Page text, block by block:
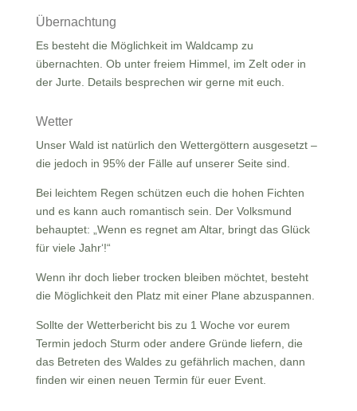
Übernachtung
Es besteht die Möglichkeit im Waldcamp zu
übernachten. Ob unter freiem Himmel, im Zelt oder in
der Jurte. Details besprechen wir gerne mit euch.
Wetter
Unser Wald ist natürlich den Wettergöttern ausgesetzt –
die jedoch in 95% der Fälle auf unserer Seite sind.
Bei leichtem Regen schützen euch die hohen Fichten
und es kann auch romantisch sein. Der Volksmund
behauptet: „Wenn es regnet am Altar, bringt das Glück
für viele Jahr‘!“
Wenn ihr doch lieber trocken bleiben möchtet, besteht
die Möglichkeit den Platz mit einer Plane abzuspannen.
Sollte der Wetterbericht bis zu 1 Woche vor eurem
Termin jedoch Sturm oder andere Gründe liefern, die
das Betreten des Waldes zu gefährlich machen, dann
finden wir einen neuen Termin für euer Event.